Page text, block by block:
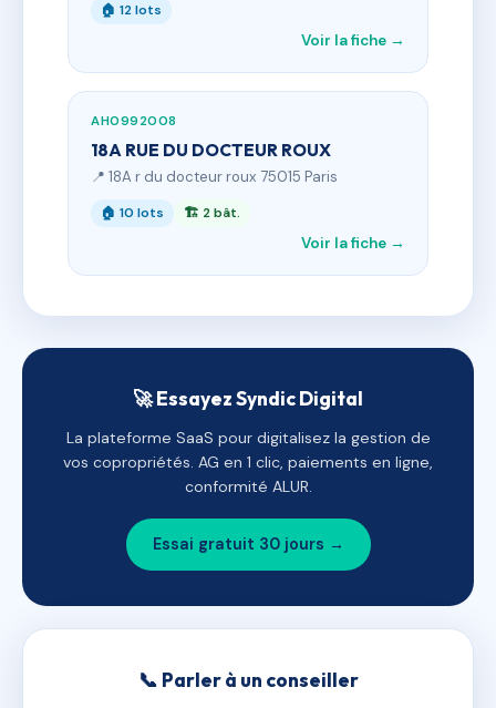
🏠 12 lots
Voir la fiche →
AH0992008
18A RUE DU DOCTEUR ROUX
📍 18A r du docteur roux 75015 Paris
🏠 10 lots 🏗 2 bât.
Voir la fiche →
🚀 Essayez Syndic Digital
La plateforme SaaS pour digitalisez la gestion de
vos copropriétés. AG en 1 clic, paiements en ligne,
conformité ALUR.
Essai gratuit 30 jours →
📞 Parler à un conseiller